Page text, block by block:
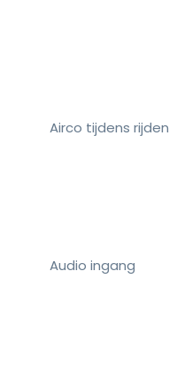
Airco tijdens rijden
Audio ingang